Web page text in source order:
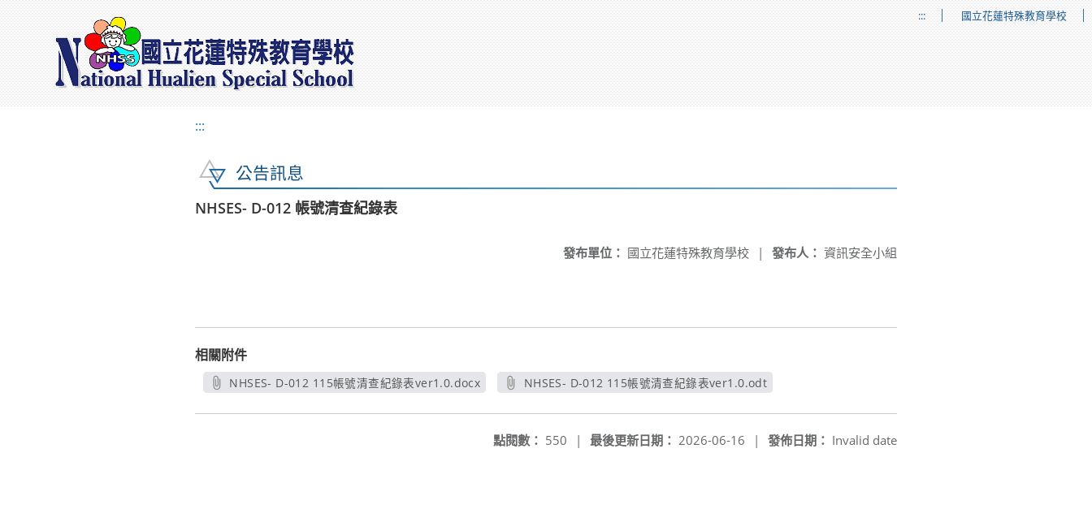
::: 國立花蓮特殊教育學校
:::
公告訊息
NHSES- D-012 帳號清查紀錄表
發布人： 資訊安全小組
發布單位： 國立花蓮特殊教育學校 |
相關附件
NHSES- D-012 115帳號清查紀錄表ver1.0.docx
NHSES- D-012 115帳號清查紀錄表ver1.0.odt
發佈日期： Invalid date
最後更新日期： 2026-06-16 |
點閱數： 550 |